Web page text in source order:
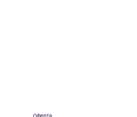
Оферта